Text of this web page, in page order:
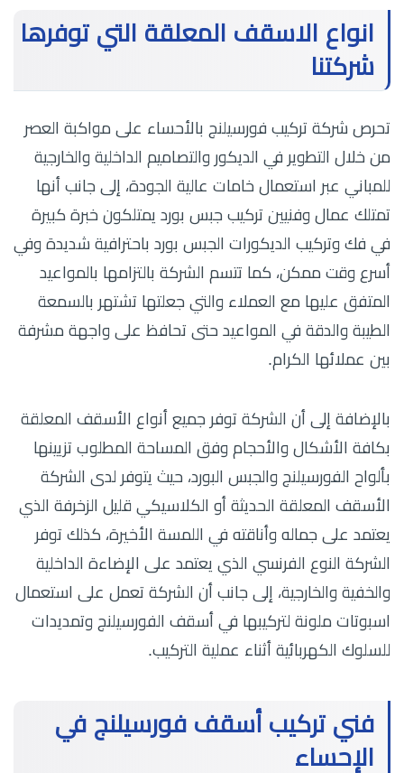
انواع الاسقف المعلقة التي توفرها
شركتنا
تحرص شركة تركيب فورسيلنج بالأحساء على مواكبة العصر
من خلال التطوير في الديكور والتصاميم الداخلية والخارجية
للمباني عبر استعمال خامات عالية الجودة، إلى جانب أنها
تمتلك عمال وفنيين تركيب جبس بورد يمتلكون خبرة كبيرة
في فك وتركيب الديكورات الجبس بورد باحترافية شديدة وفي
أسرع وقت ممكن، كما تتسم الشركة بالتزامها بالمواعيد
المتفق عليها مع العملاء والتي جعلتها تشتهر بالسمعة
الطيبة والدقة في المواعيد حتى تحافظ على واجهة مشرفة
بين عملائها الكرام.
بالإضافة إلى أن الشركة توفر جميع أنواع الأسقف المعلقة
بكافة الأشكال والأحجام وفق المساحة المطلوب تزيينها
بألواح الفورسيلنج والجبس البورد، حيث يتوفر لدى الشركة
الأسقف المعلقة الحديثة أو الكلاسيكي قليل الزخرفة الذي
يعتمد على جماله وأناقته في اللمسة الأخيرة، كذلك توفر
الشركة النوع الفرنسي الذي يعتمد على الإضاءة الداخلية
والخفية والخارجية، إلى جانب أن الشركة تعمل على استعمال
اسبوتات ملونة لتركيبها في أسقف الفورسيلنج وتمديدات
للسلوك الكهربائية أثناء عملية التركيب.
فني تركيب أسقف فورسيلنج في
الإحساء